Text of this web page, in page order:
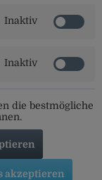
Inaktiv
Inaktiv
die bestmögliche
akzeptieren